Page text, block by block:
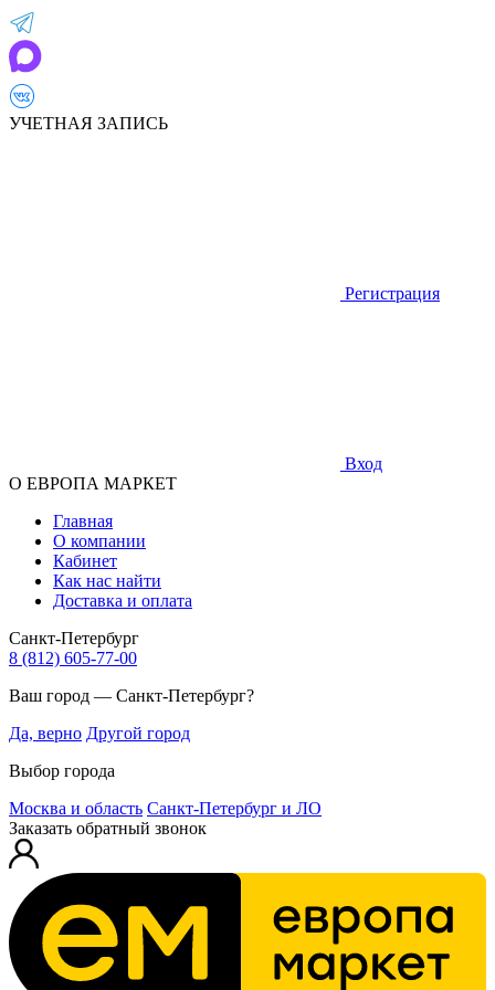
УЧЕТНАЯ ЗАПИСЬ
Регистрация
Вход
О ЕВРОПА МАРКЕТ
Главная
О компании
Кабинет
Как нас найти
Доставка и оплата
Санкт-Петербург
8 (812) 605-77-00
Ваш город — Санкт-Петербург?
Да, верно Другой город
Выбор города
Москва и область Санкт-Петербург и ЛО
Заказать обратный звонок